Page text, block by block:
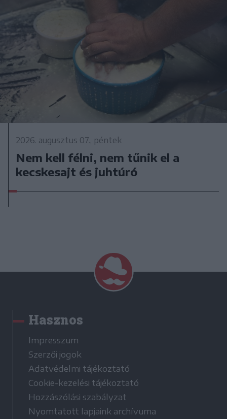
2026. augusztus 07., péntek
Nem kell félni, nem tűnik el a
kecskesajt és juhtúró
Hasznos
Impresszum
Szerzői jogok
Adatvédelmi tájékoztató
Cookie-kezelési tájékoztató
Hozzászólási szabályzat
Nyomtatott lapjaink archívuma